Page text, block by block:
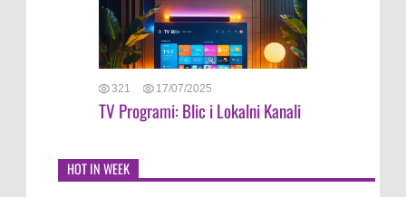
321 17/07/2025
TV Programi: Blic i Lokalni Kanali
HOT IN WEEK